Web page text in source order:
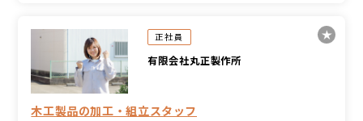
正社員
有限会社丸正製作所
木工製品の加工・組立スタッフ